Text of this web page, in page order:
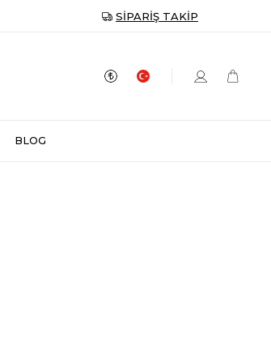
SIPARIŞ TAKIP
BLOG